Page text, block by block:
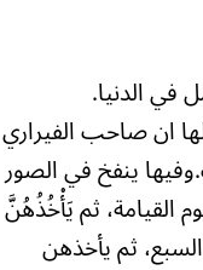
في الدنيا.
ان صاحب الفيراري
ينفخ في الصور
ثم يَأْخُذُهُنَّ
ثم يأخذهن